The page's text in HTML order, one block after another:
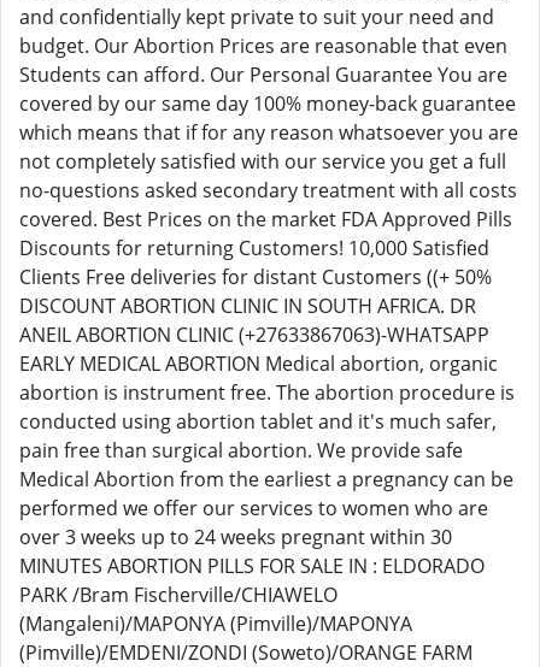
and confidentially kept private to suit your need and
budget. Our Abortion Prices are reasonable that even
Students can afford. Our Personal Guarantee You are
covered by our same day 100% money-back guarantee
which means that if for any reason whatsoever you are
not completely satisfied with our service you get a full
no-questions asked secondary treatment with all costs
covered. Best Prices on the market FDA Approved Pills
Discounts for returning Customers! 10,000 Satisfied
Clients Free deliveries for distant Customers ((+ 50%
DISCOUNT ABORTION CLINIC IN SOUTH AFRICA. DR
ANEIL ABORTION CLINIC (+27633867063)-WHATSAPP
EARLY MEDICAL ABORTION Medical abortion, organic
abortion is instrument free. The abortion procedure is
conducted using abortion tablet and it's much safer,
pain free than surgical abortion. We provide safe
Medical Abortion from the earliest a pregnancy can be
performed we offer our services to women who are
over 3 weeks up to 24 weeks pregnant within 30
MINUTES ABORTION PILLS FOR SALE IN : ELDORADO
PARK /Bram Fischerville/CHIAWELO
(Mangaleni)/MAPONYA (Pimville)/MAPONYA
(Pimville)/EMDENI/ZONDI (Soweto)/ORANGE FARM